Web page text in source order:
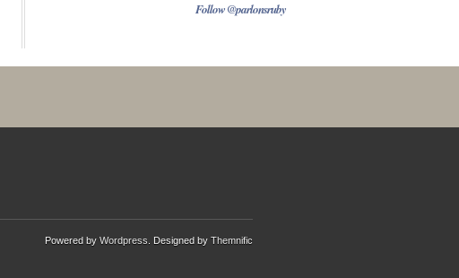
Follow @parlonsruby
Powered by Wordpress . Designed by Themnific